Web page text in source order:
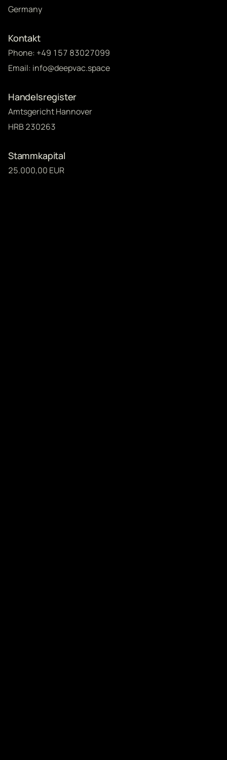
Germany
Kontakt
Phone: +49 157 83027099
Email: info@deepvac.space
Handelsregister
Amtsgericht Hannover
HRB 230263
Stammkapital
25.000,00 EUR